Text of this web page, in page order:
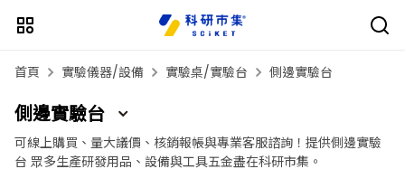
首頁 實驗儀器/設備 實驗桌/實驗台 側邊實驗台
側邊實驗台
可線上購買、量大議價、核銷報帳與專業客服諮詢！提供側邊實驗
台 眾多生產研發用品、設備與工具五金盡在科研市集。